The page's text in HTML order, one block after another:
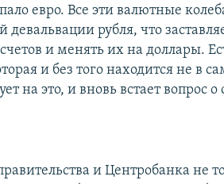
евро. Все эти валютные
рубля, что
и менять их на доллары.
и без того находится не в
на это, и вновь встает вопрос
и Центробанка не